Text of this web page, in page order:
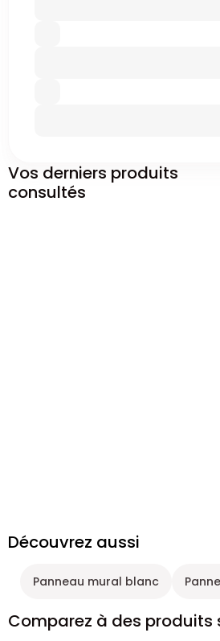
Vos derniers produits
consultés
Découvrez aussi
Panneau mural blanc
Comparez à des produits